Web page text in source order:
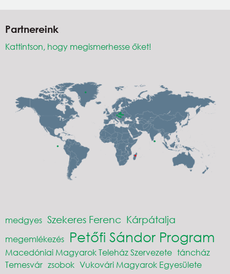
Partnereink
Kattintson, hogy megismerhesse őket!
medgyes Szekeres Ferenc Kárpátalja
megemlékezés Petőfi Sándor Program
Macedóniai Magyarok Teleház Szervezete táncház
Temesvár zsobok Vukovári Magyarok Egyesülete